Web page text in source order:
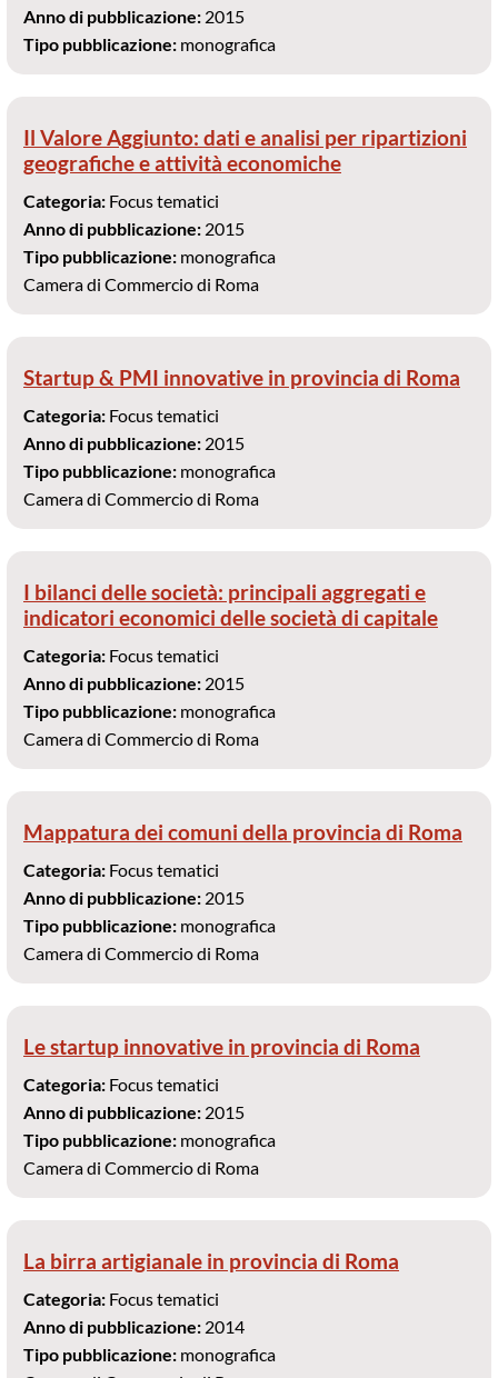
Anno di pubblicazione: 2015
Tipo pubblicazione: monografica
Il Valore Aggiunto: dati e analisi per ripartizioni
geografiche e attività economiche
Categoria: Focus tematici
Anno di pubblicazione: 2015
Tipo pubblicazione: monografica
Camera di Commercio di Roma
Startup & PMI innovative in provincia di Roma
Categoria: Focus tematici
Anno di pubblicazione: 2015
Tipo pubblicazione: monografica
Camera di Commercio di Roma
I bilanci delle società: principali aggregati e
indicatori economici delle società di capitale
Categoria: Focus tematici
Anno di pubblicazione: 2015
Tipo pubblicazione: monografica
Camera di Commercio di Roma
Mappatura dei comuni della provincia di Roma
Categoria: Focus tematici
Anno di pubblicazione: 2015
Tipo pubblicazione: monografica
Camera di Commercio di Roma
Le startup innovative in provincia di Roma
Categoria: Focus tematici
Anno di pubblicazione: 2015
Tipo pubblicazione: monografica
Camera di Commercio di Roma
La birra artigianale in provincia di Roma
Categoria: Focus tematici
Anno di pubblicazione: 2014
Tipo pubblicazione: monografica